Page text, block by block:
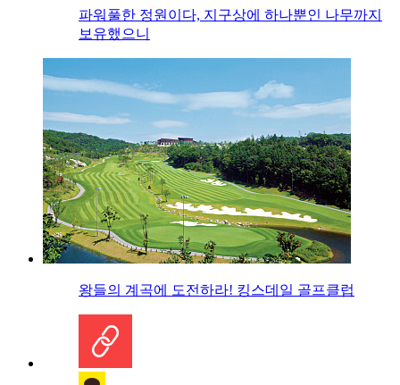
파워풀한 정원이다, 지구상에 하나뿐인 나무까지
보유했으니
왕들의 계곡에 도전하라! 킹스데일 골프클럽